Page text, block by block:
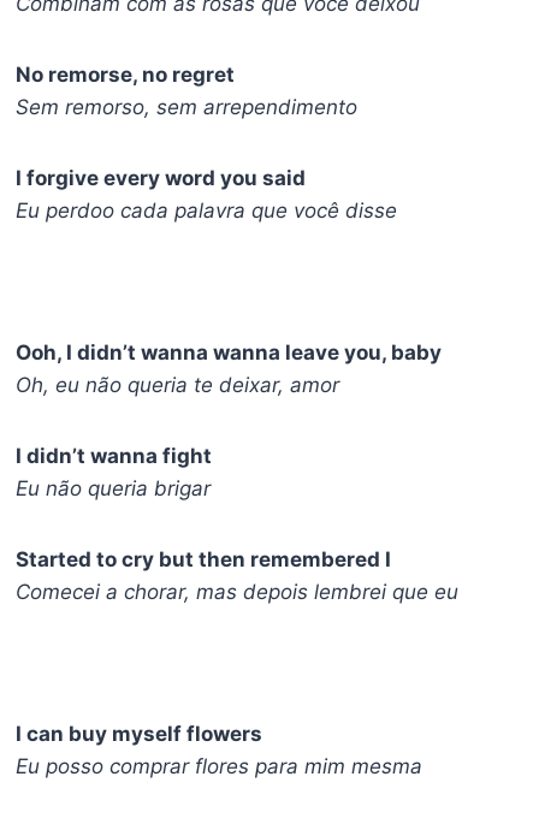
No remorse, no regret
Sem remorso, sem arrependimento
I forgive every word you said
Eu perdoo cada palavra que você disse
Ooh, I didn’t wanna wanna leave you, baby
Oh, eu não queria te deixar, amor
I didn’t wanna fight
Eu não queria brigar
Started to cry but then remembered I
Comecei a chorar, mas depois lembrei que eu
I can buy myself flowers
Eu posso comprar flores para mim mesma